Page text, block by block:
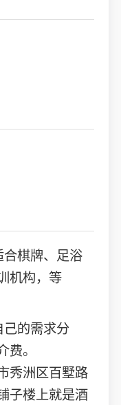
合棋牌、足浴
机构，等
己的需求分
费。
秀洲区百墅路
子楼上就是酒